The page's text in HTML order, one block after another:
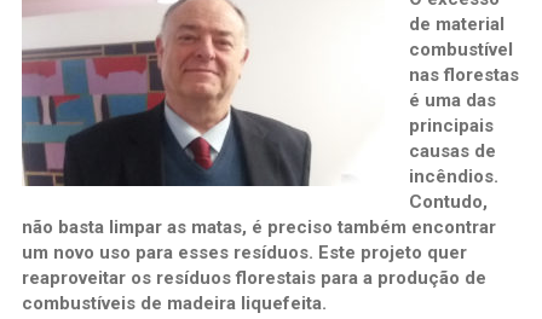
de material
combustível
nas florestas
é uma das
principais
causas de
incêndios.
Contudo,
não basta limpar as matas, é preciso também encontrar
um novo uso para esses resíduos. Este projeto quer
reaproveitar os resíduos florestais para a produção de
combustíveis de madeira liquefeita.